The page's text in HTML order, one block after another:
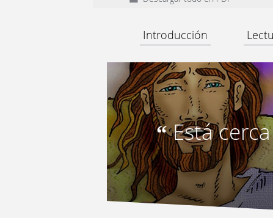
Introducción
“Está